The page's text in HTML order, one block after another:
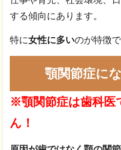
する傾向にあります。
特に女性に多いのが特徴で
顎関節症に
※顎関節症は歯科医
ん！